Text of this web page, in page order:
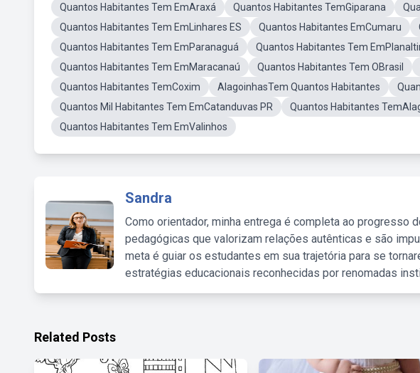
Quantos Habitantes Tem EmAraxá
Quantos Habitantes TemGiparana
Quantos Habitantes Tem EmLinhares ES
Quantos Habitantes EmCumaru
Quantos Habitantes Tem EmParanaguá
Quantos Habitantes Tem
Quantos Habitantes Tem EmMaracanaú
Quantos Habitantes Tem OBrasil
Quantos Habitantes TemCoxim
AlagoinhasTem Quantos Habitantes
Quantos Mil Habitantes Tem EmCatanduvas PR
Quantos Habitantes
Quantos Habitantes Tem EmValinhos
Sandra
Como orientador, minha entrega é completa ao progresso
pedagógicas que valorizam relações autênticas e são
meta é guiar os estudantes em sua trajetória para se
estratégias educacionais reconhecidas por renomadas
Related Posts